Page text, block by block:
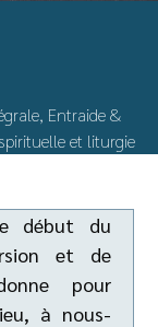
, Entraide &
et liturgie
début du
et de
pour
à nous-